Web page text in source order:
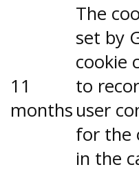
11
months
The
set by
cookie
to
user
for the
in the